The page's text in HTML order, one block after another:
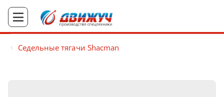
Седельные тягачи Shacman